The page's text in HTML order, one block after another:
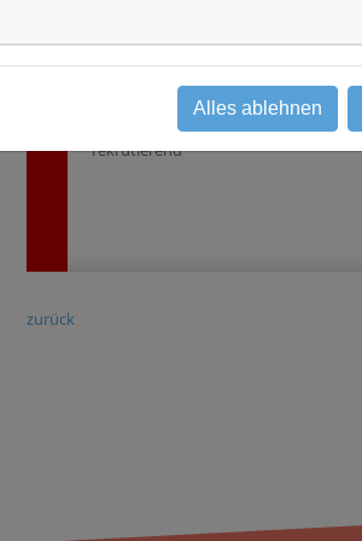
rekrutierend
zurück
Alles ablehnen